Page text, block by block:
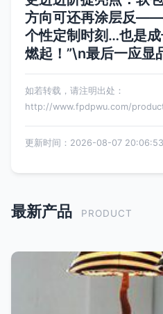
方向可还再涂层反
个性定制时刻…也是
燃起！”\n最后一应显
如若转载，请注明出处：
http://www.fpdpwu.com/
更新时间：2026-08-07 20:06:53
最新产品 PRODUCT